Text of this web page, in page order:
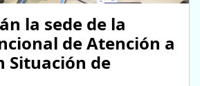
la sede de la
de Atención a
Situación de